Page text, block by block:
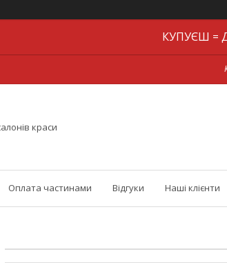
КУПУЄШ =
краси
Оплата частинами Відгуки Наші клієнти